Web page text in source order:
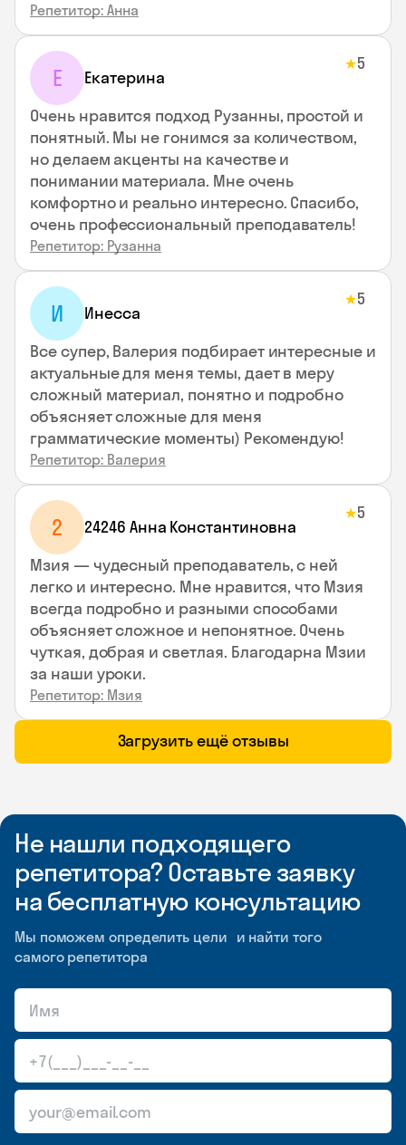
Репетитор: Анна
Е Екатерина
★5
Очень нравится подход Рузанны, простой и
понятный. Мы не гонимся за количеством,
но делаем акценты на качестве и
понимании материала. Мне очень
комфортно и реально интересно. Спасибо,
очень профессиональный преподаватель!
Репетитор: Рузанна
И Инесса
★5
Все супер, Валерия подбирает интересные и
актуальные для меня темы, дает в меру
сложный материал, понятно и подробно
объясняет сложные для меня
грамматические моменты) Рекомендую!
Репетитор: Валерия
2 24246 Анна Константиновна
★5
Мзия — чудесный преподаватель, с ней
легко и интересно. Мне нравится, что Мзия
всегда подробно и разными способами
объясняет сложное и непонятное. Очень
чуткая, добрая и светлая. Благодарна Мзии
за наши уроки.
Репетитор: Мзия
Загрузить ещё отзывы
Не нашли подходящего
репетитора? Оставьте заявку
на бесплатную консультацию
Мы поможем определить цели и найти того
самого репетитора